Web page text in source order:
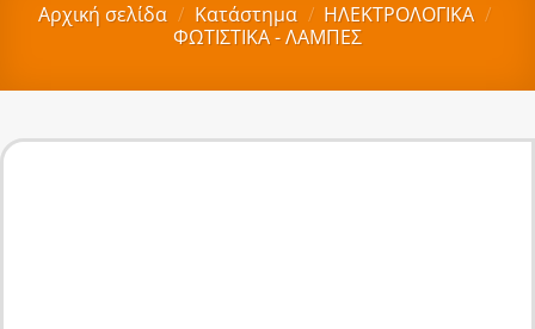
Αρχική σελίδα / Κατάστημα / ΗΛΕΚΤΡΟΛΟΓΙΚΑ /
ΦΩΤΙΣΤΙΚΑ - ΛΑΜΠΕΣ